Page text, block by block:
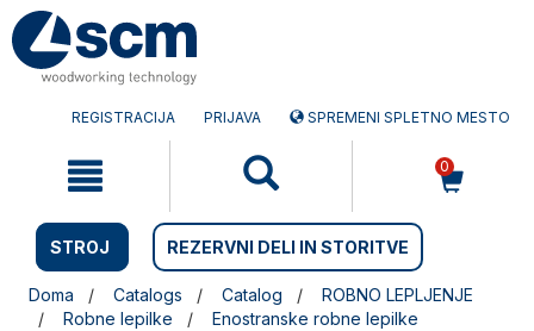
Preskočite
na
vsebino
Preskočite
na
navigacijski
REGISTRACIJA PRIJAVA SPREMENI SPLETNO MESTO
0
STROJ REZERVNI DELI IN STORITVE
Doma Catalogs Catalog
ROBNO LEPLJENJE
Robne lepilke
Enostranske robne lepilke